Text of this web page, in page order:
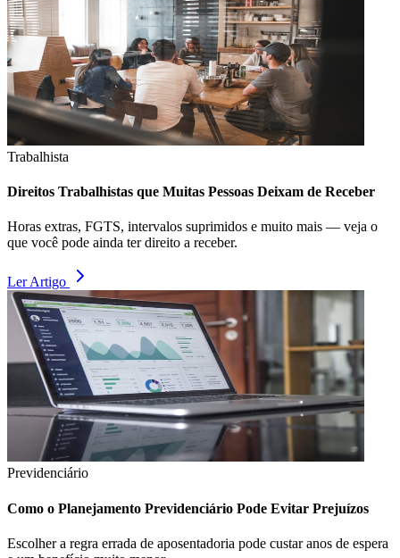
Trabalhista
Direitos Trabalhistas que Muitas Pessoas Deixam de Receber
Horas extras, FGTS, intervalos suprimidos e muito mais — veja o
que você pode ainda ter direito a receber.
Ler Artigo
Previdenciário
Como o Planejamento Previdenciário Pode Evitar Prejuízos
Escolher a regra errada de aposentadoria pode custar anos de espera